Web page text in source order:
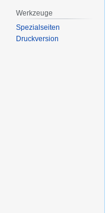
Werkzeuge
Spezialseiten
Druckversion